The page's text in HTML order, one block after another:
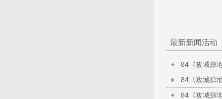
最新新闻活动